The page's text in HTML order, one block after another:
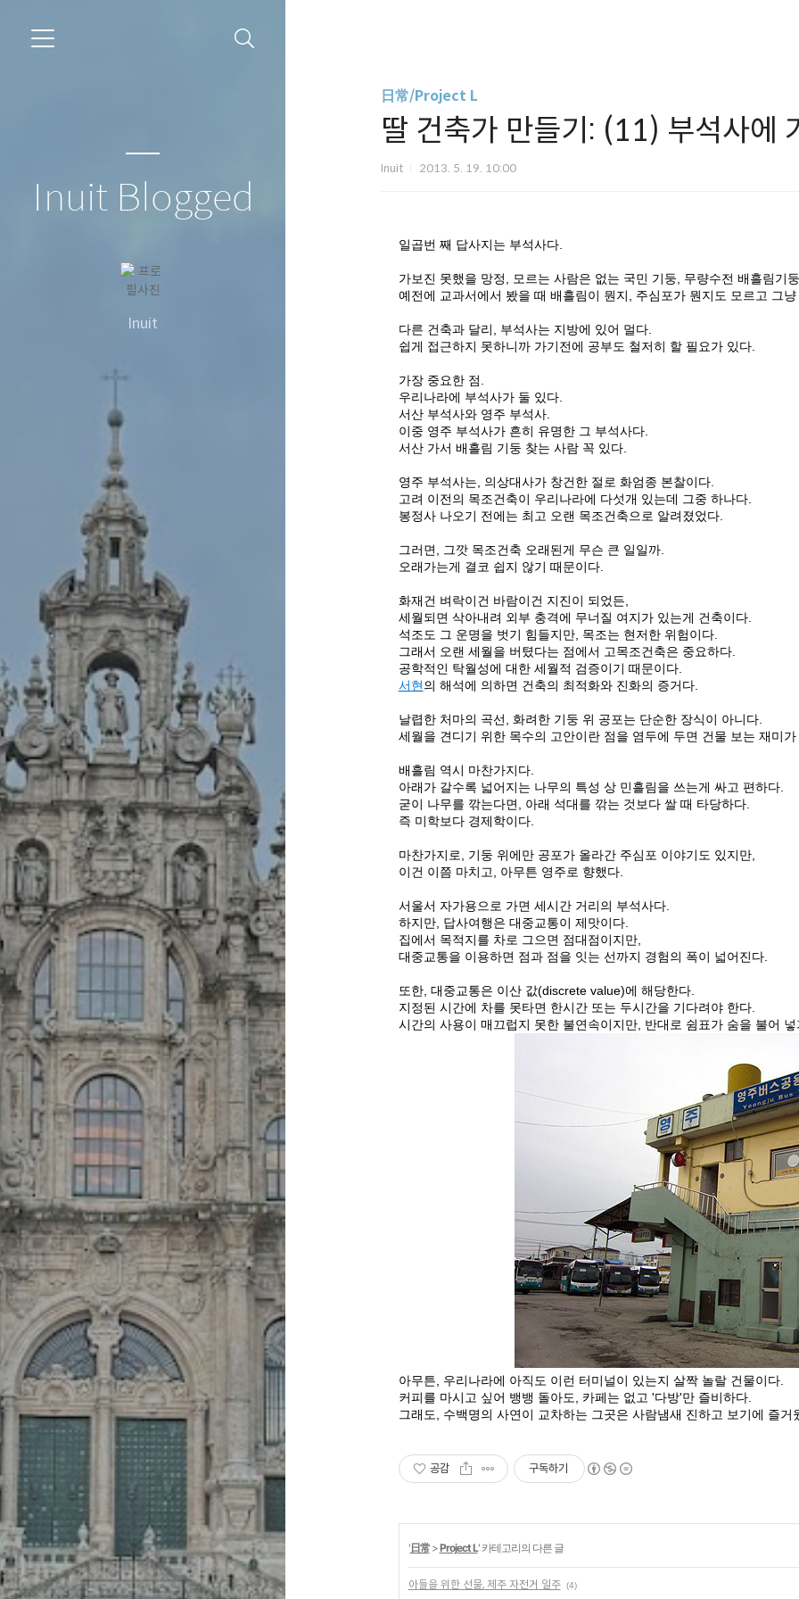
Inuit Blogged
Inuit
日常/Project L
딸 건축가 만들기: (11) 부석사에
Inuit 2013. 5. 19. 10:00
일곱번 째 답사지는 부석사다.
가보진 못했을 망정, 모르는 사람은 없는 국민 기둥, 무량수전 배흘림기
예전에 교과서에서 봤을 때 배흘림이 뭔지, 주심포가 뭔지도 모르고 그
다른 건축과 달리, 부석사는 지방에 있어 멀다.
쉽게 접근하지 못하니까 가기전에 공부도 철저히 할 필요가 있다.
가장 중요한 점.
우리나라에 부석사가 둘 있다.
서산 부석사와 영주 부석사.
이중 영주 부석사가 흔히 유명한 그 부석사다.
서산 가서 배흘림 기둥 찾는 사람 꼭 있다.
영주 부석사는, 의상대사가 창건한 절로 화엄종 본찰이다.
고려 이전의 목조건축이 우리나라에 다섯개 있는데 그중 하나다.
봉정사 나오기 전에는 최고 오랜 목조건축으로 알려졌었다.
그러면, 그깟 목조건축 오래된게 무슨 큰 일일까.
오래가는게 결코 쉽지 않기 때문이다.
화재건 벼락이건 바람이건 지진이 되었든,
세월되면 삭아내려 외부 충격에 무너질 여지가 있는게 건축이다.
석조도 그 운명을 벗기 힘들지만, 목조는 현저한 위험이다.
그래서 오랜 세월을 버텼다는 점에서 고목조건축은 중요하다.
공학적인 탁월성에 대한 세월적 검증이기 때문이다.
서현의 해석에 의하면 건축의 최적화와 진화의 증거다.
날렵한 처마의 곡선, 화려한 기둥 위 공포는 단순한 장식이 아니다.
세월을 견디기 위한 목수의 고안이란 점을 염두에 두면 건물 보는 재미
배흘림 역시 마찬가지다.
아래가 갈수록 넓어지는 나무의 특성 상 민흘림을 쓰는게 싸고 편하다.
굳이 나무를 깎는다면, 아래 석대를 깎는 것보다 쌀 때 타당하다.
즉 미학보다 경제학이다.
마찬가지로, 기둥 위에만 공포가 올라간 주심포 이야기도 있지만,
이건 이쯤 마치고, 아무튼 영주로 향했다.
서울서 자가용으로 가면 세시간 거리의 부석사다.
하지만, 답사여행은 대중교통이 제맛이다.
집에서 목적지를 차로 그으면 점대점이지만,
대중교통을 이용하면 점과 점을 잇는 선까지 경험의 폭이 넓어진다.
또한, 대중교통은 이산 값(discrete value)에 해당한다.
지정된 시간에 차를 못타면 한시간 또는 두시간을 기다려야 한다.
시간의 사용이 매끄럽지 못한 불연속이지만, 반대로 쉼표가 숨을 불어
아무튼, 우리나라에 아직도 이런 터미널이 있는지 살짝 놀랄 건물이다.
커피를 마시고 싶어 뱅뱅 돌아도, 카페는 없고 '다방'만 즐비하다.
그래도, 수백명의 사연이 교차하는 그곳은 사람냄새 진하고 보기에 즐거
공감 구독하기
'日常>Project L' 카테고리의 다른 글
아들을 위한 선물, 제주 자전거 일주 (4)